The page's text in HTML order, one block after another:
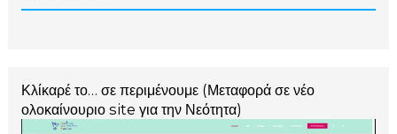
Κλίκαρέ το… σε περιμένουμε (Μεταφορά σε νέο
ολοκαίνουριο site για την Νεότητα)